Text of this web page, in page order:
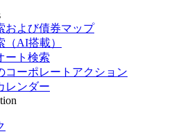
および債券マップ
（AI搭載）
ート検索
コーポレートアクション
レンダー